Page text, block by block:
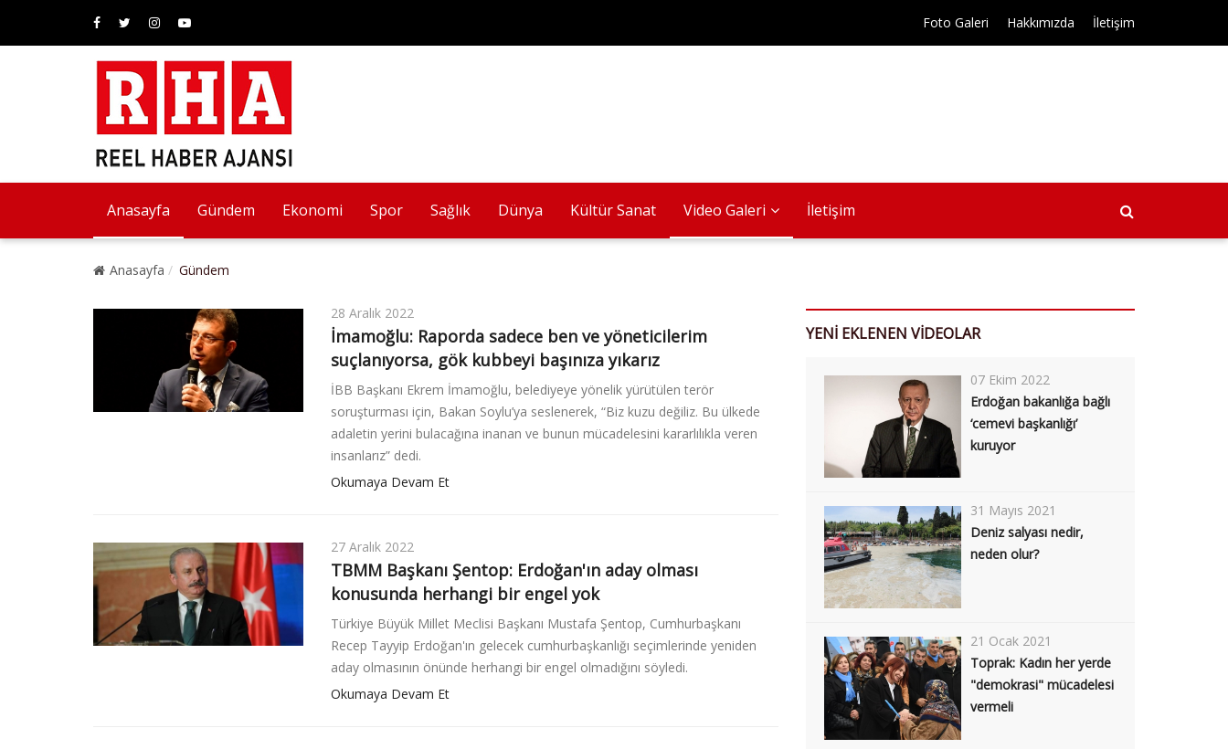
Foto Galeri Hakkımızda İletişim
Anasayfa Gündem Ekonomi Spor Sağlık Dünya Kültür Sanat Video Galeri İletişim
Anasayfa Gündem
28 Aralık 2022
İmamoğlu: Raporda sadece ben ve yöneticilerim
suçlanıyorsa, gök kubbeyi başınıza yıkarız
İBB Başkanı Ekrem İmamoğlu, belediyeye yönelik yürütülen terör
soruşturması için, Bakan Soylu’ya seslenerek, “Biz kuzu değiliz. Bu ülkede
adaletin yerini bulacağına inanan ve bunun mücadelesini kararlılıkla veren
insanlarız” dedi.
Okumaya Devam Et
27 Aralık 2022
TBMM Başkanı Şentop: Erdoğan'ın aday olması
konusunda herhangi bir engel yok
Türkiye Büyük Millet Meclisi Başkanı Mustafa Şentop, Cumhurbaşkanı
Recep Tayyip Erdoğan'ın gelecek cumhurbaşkanlığı seçimlerinde yeniden
aday olmasının önünde herhangi bir engel olmadığını söyledi.
Okumaya Devam Et
YENİ EKLENEN VİDEOLAR
07 Ekim 2022
Erdoğan bakanlığa bağlı
‘cemevi başkanlığı’
kuruyor
31 Mayıs 2021
Deniz salyası nedir,
neden olur?
21 Ocak 2021
Toprak: Kadın her yerde
"demokrasi" mücadelesi
vermeli